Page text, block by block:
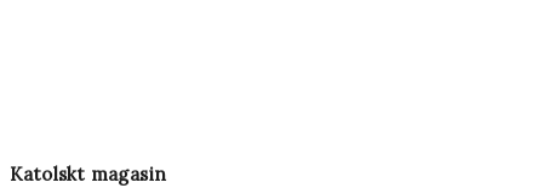
Katolskt magasin